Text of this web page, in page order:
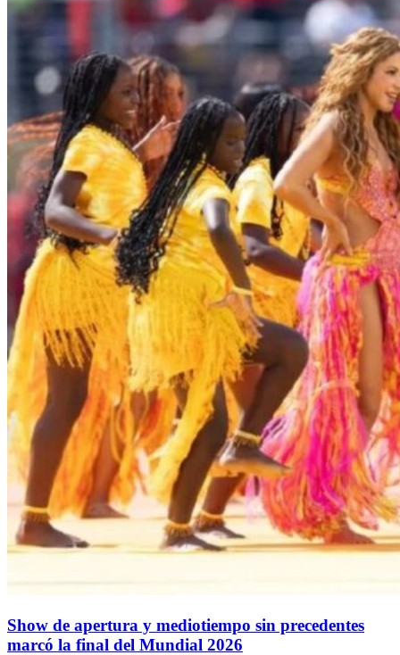
Show de apertura y mediotiempo sin precedentes
marcó la final del Mundial 2026